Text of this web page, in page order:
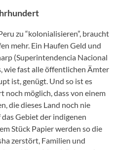
zu “kolonialisieren”, braucht
mehr. Ein Haufen Geld und
(Superintendencia Nacional
wie fast alle öffentlichen Ämter
ist, genügt. Und so ist es
noch möglich, dass von einem
die dieses Land noch nie
Gebiet der indigenen
Stück Papier werden so die
zerstört, Familien und